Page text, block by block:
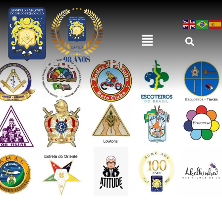
Pledges – Promessas